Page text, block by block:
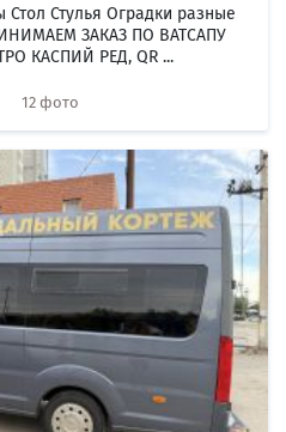
Стол Стулья Оградки разные
ЗАКАЗ ПО ВАТСАПУ
КАСПИЙ РЕД, QR ...
12 фото